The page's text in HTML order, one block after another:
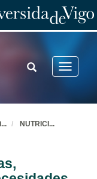
Toggle
TOGGLE
SEARCH
... NUTRICI ...